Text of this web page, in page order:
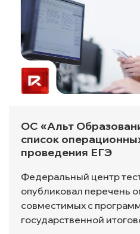
ОС «Альт
список
проведения ЕГЭ
Федеральный центр
опубликовал перечень
совместимых с
государственной